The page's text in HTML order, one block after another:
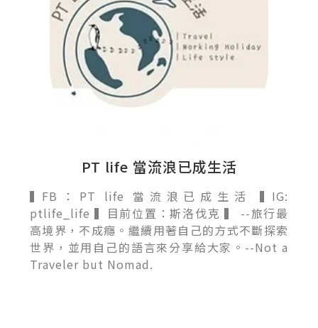
PT life 當流浪已成生活
▍FB：PT life 當流浪已成生活 ▍IG:
ptlife_life ▍目前位置：斯洛伐克 ▍ --旅行最
高境界，不成癮。繼續用著自己的方式不斷探索
世界，並用自己的語言來分享給大家。 ​--Not a
Traveler but Nomad.